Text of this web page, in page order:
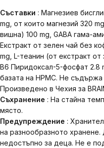
Съставки : Магнезиев
mg, от които магнезий 320
вишна) 100 mg, GABA гама-
Екстракт от зелен чай без
mg, L-теанин (от екстракт
B6 Пиридоксал-5-фосфат 2.8
базата на HPMC. Не
Произведено в Чехия за
Съхранение : На стайна
място.
Предупреждение :
на разнообразното хранене.
недостъпно за деца. Не е